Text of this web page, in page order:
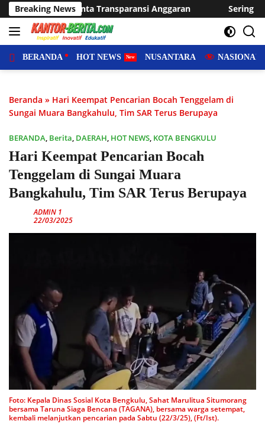
Langsung
ke
konten
Breaking News
Anggaran Sering Dilanda Genangan, Desa
BERANDA HOT NEWS NUSANTARA NASIONAL
Beranda » Hari Keempat Pencarian Bocah Tenggelam di
Sungai Muara Bangkahulu, Tim SAR Terus Berupaya
BERANDA, Berita, DAERAH, HOT NEWS, KOTA BENGKULU
Hari Keempat Pencarian Bocah
Tenggelam di Sungai Muara
Bangkahulu, Tim SAR Terus Berupaya
ADMIN 1
22/03/2025
Foto: Kepala Dinas Sosial Kota Bengkulu, Sahat Marulitua Situmorang
bersama Taruna Siaga Bencana (TAGANA), bersama warga setempat,
kembali melanjutkan pencarian pada Sabtu (22/3/25), (Ft/Ist).